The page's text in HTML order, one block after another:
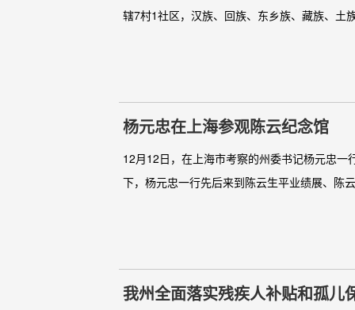
辖7村1社区，汉族、回族、东乡族、藏族、
杨元忠在上海参观陈云纪念馆
12月12日，在上海市考察的州委书记杨元忠
下，杨元忠一行先后来到陈云生平业绩展、陈
我州全面落实残疾人补贴和孤儿